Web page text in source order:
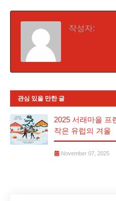
작성자:
관심 있을 만한 글
2025 서래마을 프
작은 유럽의 겨울
November 07, 2025